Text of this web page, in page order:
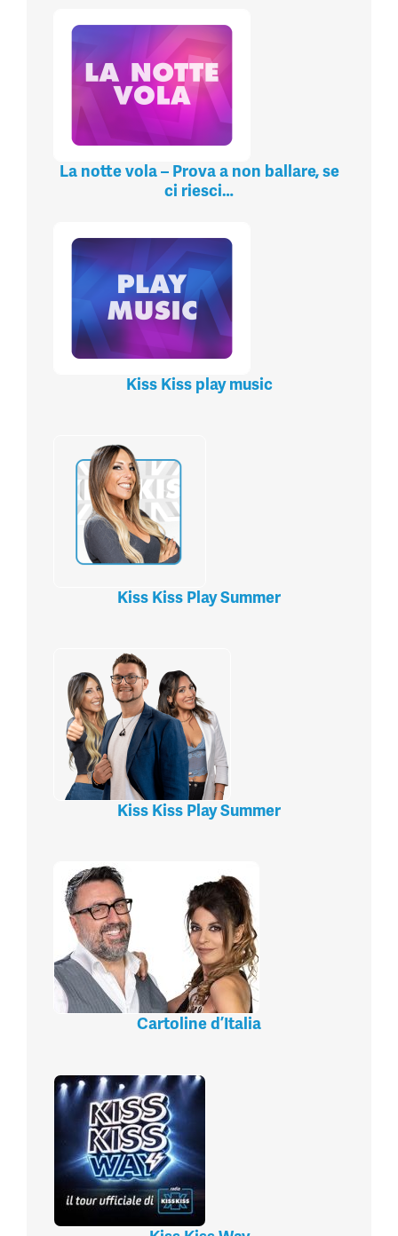
La notte vola – Prova a non ballare, se
ci riesci…
Kiss Kiss play music
Kiss Kiss Play Summer
Kiss Kiss Play Summer
Cartoline d’Italia